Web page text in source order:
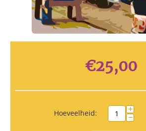
€25,00
Hoeveelheid: +
−